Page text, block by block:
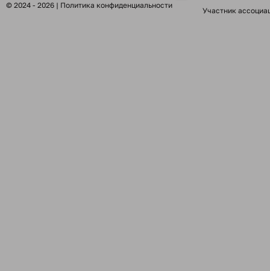
© 2024 - 2026 | Политика конфиденциальности
Участник